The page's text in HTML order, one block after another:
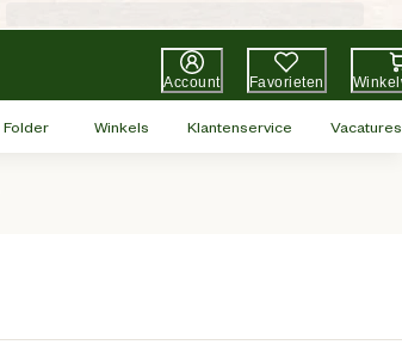
Account Favorieten
Folder Winkels Klantenservice Vacatures